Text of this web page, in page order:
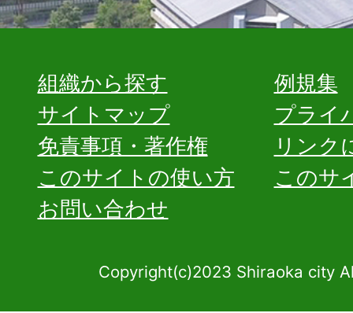
組織から探す
例規集
サイトマップ
プライ
免責事項・著作権
リンク
このサイトの使い方
このサ
お問い合わせ
Copyright(c)2023 Shiraoka city